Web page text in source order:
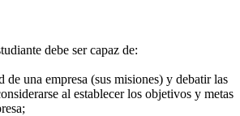
debe ser capaz de:
una empresa (sus misiones) y debatir las
al establecer los objetivos y metas